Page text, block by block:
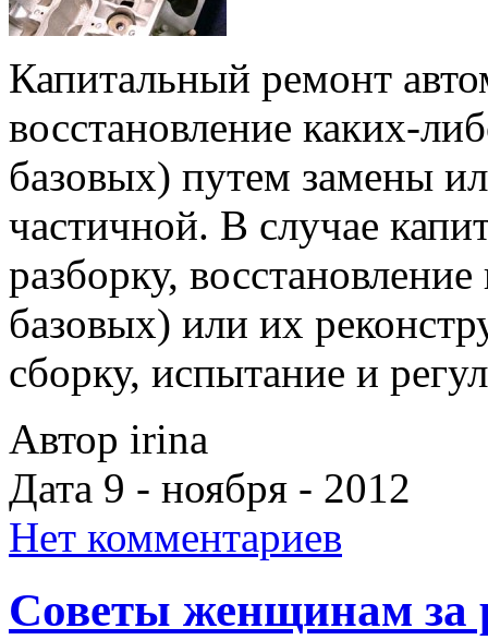
Капитальный ремонт
восстановление каких-
базовых) путем замены
частичной. В случае
разборку,
базовых) или их
сборку, испытание и
Автор irina
Дата 9 - ноября - 2012
Нет комментариев
Советы женщинам за